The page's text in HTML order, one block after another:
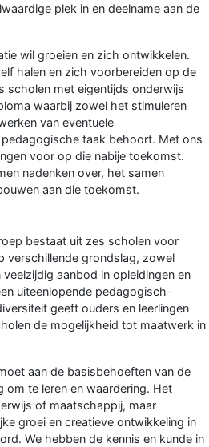
plek in en deelname aan de
wil groeien en zich ontwikkelen.
halen en zich voorbereiden op de
scholen met eigentijds onderwijs
waarbij zowel het stimuleren
van eventuele
taak behoort. Met ons
voor op die nabije toekomst.
nadenken over, het samen
aan die toekomst.
bestaat uit zes scholen voor
verschillende grondslag, zowel
aanbod in opleidingen en
uiteenlopende pedagogisch-
geeft ouders en leerlingen
de mogelijkheid tot maatwerk in
aan de basisbehoeften van de
om te leren en waardering. Het
of maatschappij, maar
groei en creatieve ontwikkeling in
We hebben de kennis en kunde in